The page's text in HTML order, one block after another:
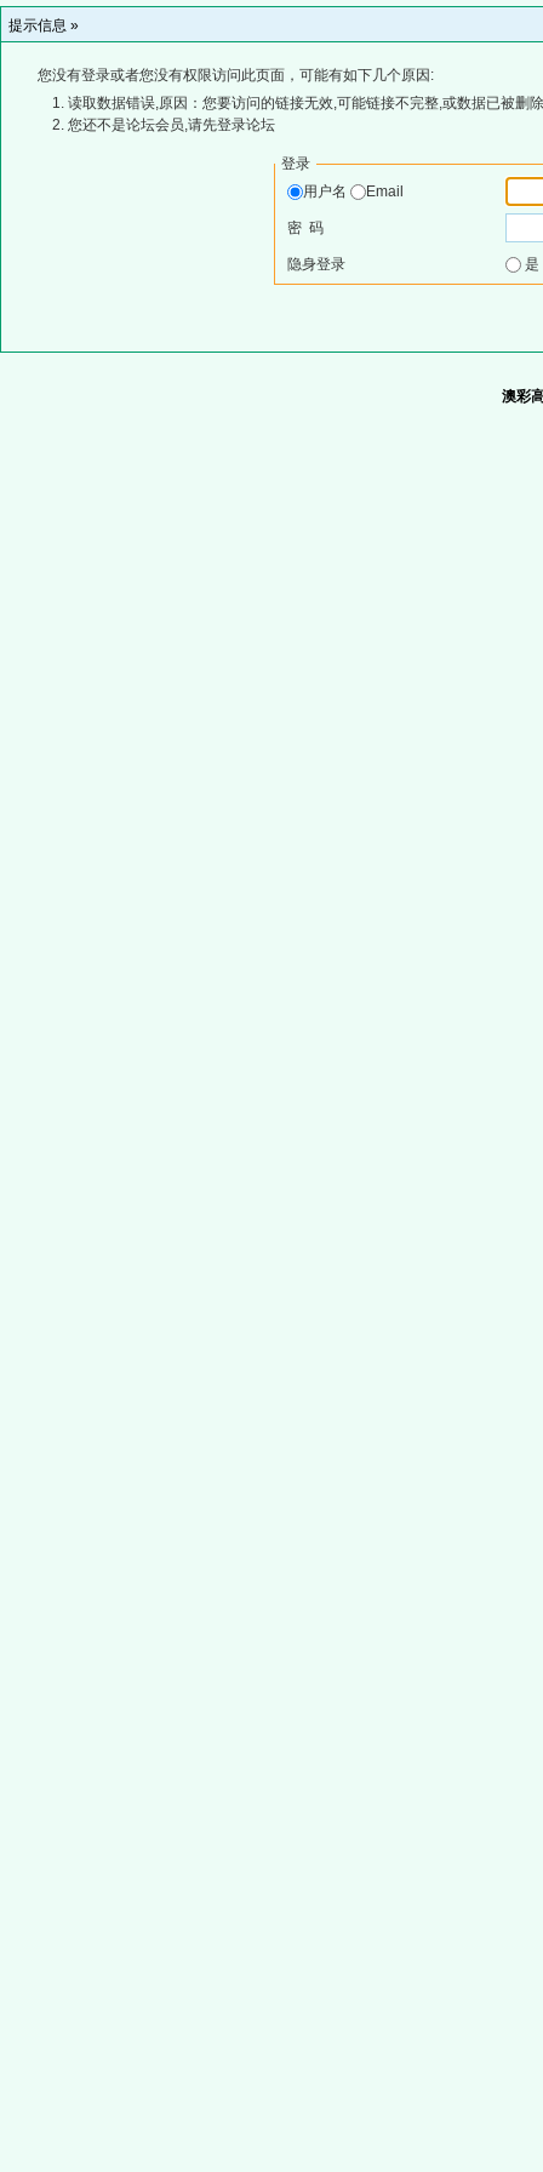
提示信息 »
您没有登录或者您没有权限访问此页面，可能有如下几个原因:
读取数据错误,原因：您要访问的链接无效,可能链接不完整,或数据已被删
您还不是论坛会员,请先登录论坛
登录
用户名
Email
密 码
隐身登录
澳彩